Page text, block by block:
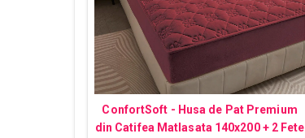
ConfortSoft - Husa de Pat Premium
din Catifea Matlasata 140x200 + 2 Fete